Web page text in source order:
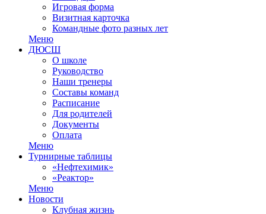
Игровая форма
Визитная карточка
Командные фото разных лет
Меню
ДЮСШ
О школе
Руководство
Наши тренеры
Составы команд
Расписание
Для родителей
Документы
Оплата
Меню
Турнирные таблицы
«Нефтехимик»
«Реактор»
Меню
Новости
Клубная жизнь